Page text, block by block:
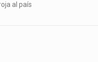
al país